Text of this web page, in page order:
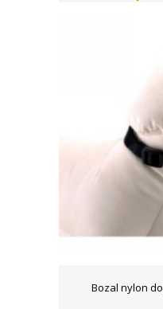
Bozal nylon